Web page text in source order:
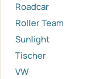
Roadcar
Roller Team
Sunlight
Tischer
VW